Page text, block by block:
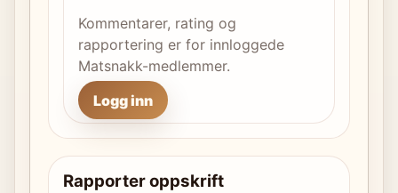
Kommentarer, rating og
rapportering er for innloggede
Matsnakk-medlemmer.
Logg inn
Rapporter oppskrift